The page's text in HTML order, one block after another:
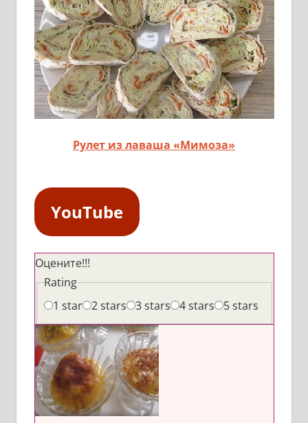
Рулет из лаваша «Мимоза»
YouTube
Оцените!!!
Rating
1 star 2 stars 3 stars 4 stars 5 stars